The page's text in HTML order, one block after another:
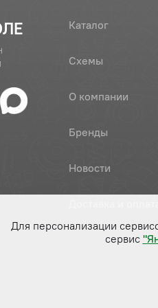
Каталог
Схемы
О компании
Бренды
Новости
Для персонализации
сервис